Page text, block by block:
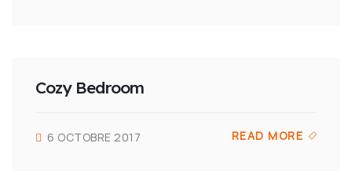
Cozy Bedroom
6 OCTOBRE 2017 READ MORE